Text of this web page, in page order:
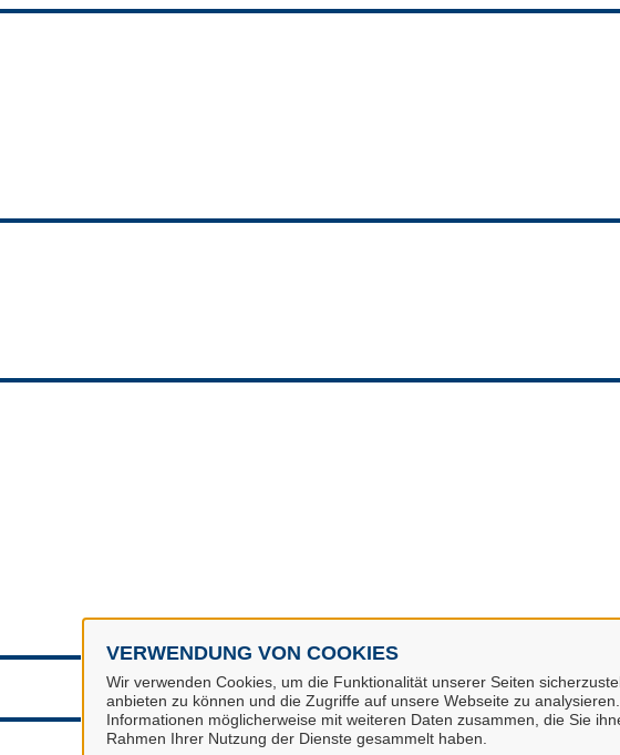
VERWENDUNG VON COOKIES
Wir verwenden Cookies, um die Funktionalität unserer Seiten
anbieten zu können und die Zugriffe auf unsere Webseite zu
Informationen möglicherweise mit weiteren Daten zusammen, die Sie
Rahmen Ihrer Nutzung der Dienste gesammelt haben.